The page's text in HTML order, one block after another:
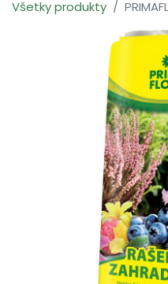
Všetky produkty